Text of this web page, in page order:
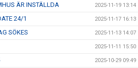
ÄR INSTÄLLDA 2025-11-19 13:14
24/1 2025-11-17 16:13
SÖKES 2025-11-13 14:07
2025-11-11 15:50
2025-10-29 09:49